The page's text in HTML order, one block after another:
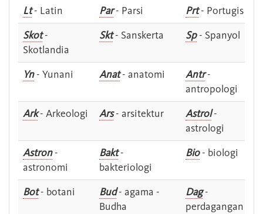
Lt- Latin Par- Parsi Prt- Portugis
Skot-
Skotlandia
Skt- Sanskerta Sp- Spanyol
Yn- Yunani Anat- anatomi Antr-
antropologi
Ark- Arkeologi Ars- arsitektur Astrol-
astrologi
Astron-
astronomi
Bakt-
bakteriologi
Bio- biologi
Bot- botani Bud- agama -
Budha
Dag-
perdagangan